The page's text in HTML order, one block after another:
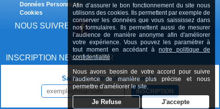
Données Personnelles
Cookies
NOUS SUIVRE
INSCRIPTION NEWSLETTER
Saisissez votre adresse e-mail :
INSCRIPTION
Afin d’assurer le bon fonctionnement du site nous
utilisons des cookies. Ils permettent par exemple de
conserver les données que vous saississez dans
nos formulaires. Ils permettent aussi de mesurer
l’audience de manière anonyme afin d'améliorer
votre expérience. Vous pouvez les paramétrer à
tout moment en accédant à notre politique de
confidentialité
Nous avons beosin de votre accord pour suivre
l'audience de manière plus précise et nous
permettre d'améliorer le site.